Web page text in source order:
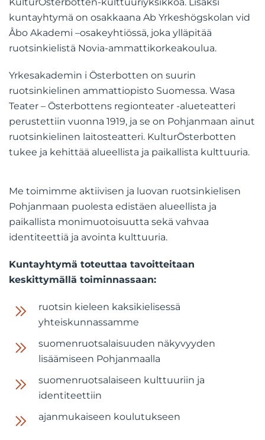
kuntayhtymä on osakkaana Ab Yrkeshögskolan vid
Åbo Akademi –osakeyhtiössä, joka ylläpitää
ruotsinkielistä Novia-ammattikorkeakoulua.
Yrkesakademin i Österbotten on suurin
ruotsinkielinen ammattiopisto Suomessa. Wasa
Teater – Österbottens regionteater -alueteatteri
perustettiin vuonna 1919, ja se on Pohjanmaan ainut
ruotsinkielinen laitosteatteri. KulturÖsterbotten
tukee ja kehittää alueellista ja paikallista kulttuuria.
Me toimimme aktiivisen ja luovan ruotsinkielisen
Pohjanmaan puolesta edistäen alueellista ja
paikallista monimuotoisuutta sekä vahvaa
identiteettiä ja avointa kulttuuria.
Kuntayhtymä toteuttaa tavoitteitaan
keskittymällä toiminnassaan:
ruotsin kieleen kaksikielisessä
yhteiskunnassamme
suomenruotsalaisuuden näkyvyyden
lisäämiseen Pohjanmaalla
suomenruotsalaiseen kulttuuriin ja
identiteettiin
ajanmukaiseen koulutukseen